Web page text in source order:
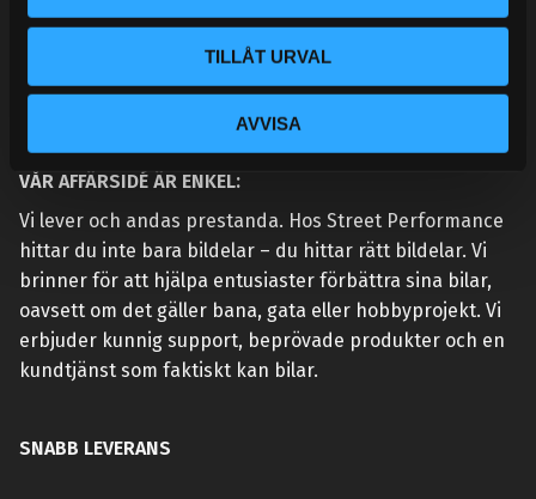
TILLÅT URVAL
AVVISA
VÅR AFFÄRSIDÉ ÄR ENKEL:
Vi lever och andas prestanda. Hos Street Performance
hittar du inte bara bildelar – du hittar rätt bildelar. Vi
brinner för att hjälpa entusiaster förbättra sina bilar,
oavsett om det gäller bana, gata eller hobbyprojekt. Vi
erbjuder kunnig support, beprövade produkter och en
kundtjänst som faktiskt kan bilar.
SNABB LEVERANS